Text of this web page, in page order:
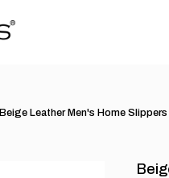
Beige Leather Men's Home Slippers